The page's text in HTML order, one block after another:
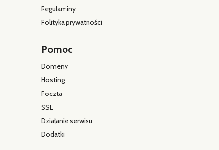
Regulaminy
Polityka prywatności
Pomoc
Domeny
Hosting
Poczta
SSL
Działanie serwisu
Dodatki